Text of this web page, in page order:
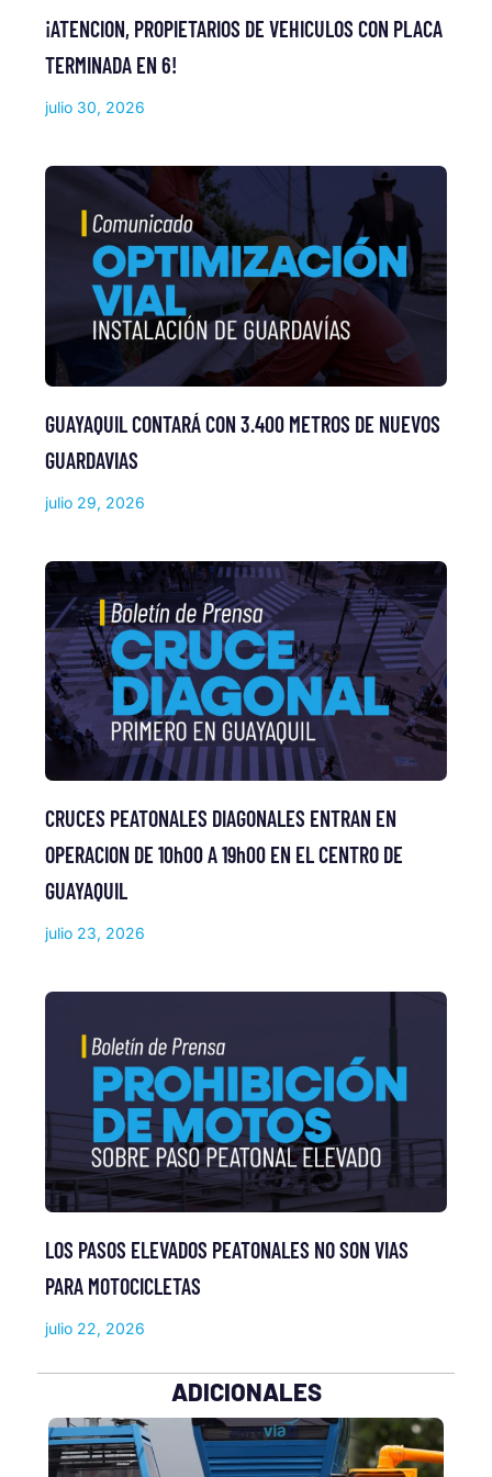
¡ATENCION, PROPIETARIOS DE VEHICULOS CON PLACA
TERMINADA EN 6!
julio 30, 2026
GUAYAQUIL CONTARÁ CON 3.400 METROS DE NUEVOS
GUARDAVIAS
julio 29, 2026
CRUCES PEATONALES DIAGONALES ENTRAN EN
OPERACION DE 10h00 A 19h00 EN EL CENTRO DE
GUAYAQUIL
julio 23, 2026
LOS PASOS ELEVADOS PEATONALES NO SON VIAS
PARA MOTOCICLETAS
julio 22, 2026
ADICIONALES